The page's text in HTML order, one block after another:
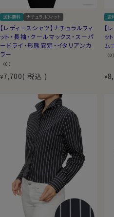
送料無料 ナチュラルフィット
【レディースシャツ】ナチュラルフィ
ット・長袖・クールマックス・スーパ
ードライ・形態安定・イタリアンカ
ラー
（0）
¥7,700 税込
送
【
ッ
ム
（0）
¥